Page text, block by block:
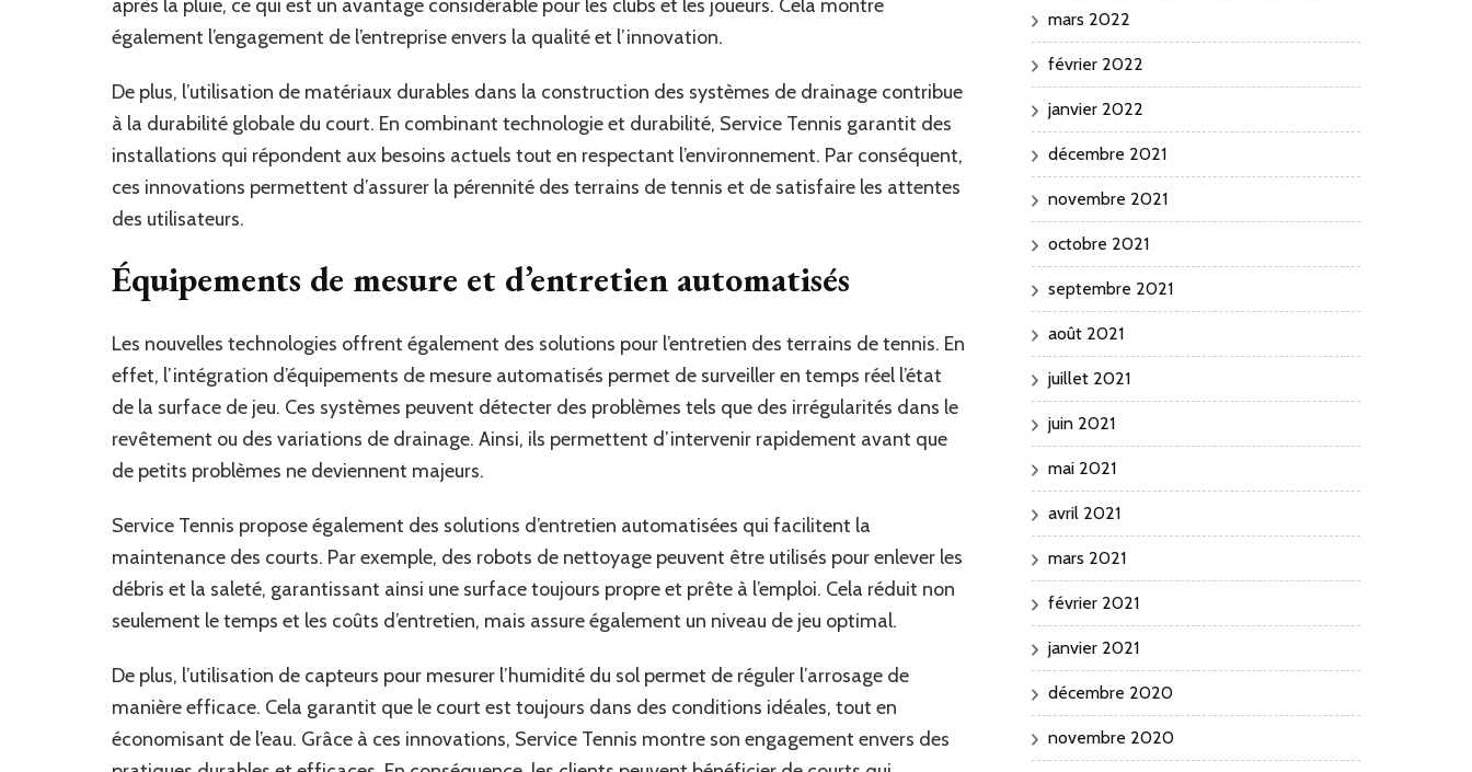
après la pluie, ce qui est un avantage considérable pour les clubs et les joueurs. Cela montre
également l’engagement de l’entreprise envers la qualité et l’innovation.
De plus, l’utilisation de matériaux durables dans la construction des systèmes de drainage contribue
à la durabilité globale du court. En combinant technologie et durabilité, Service Tennis garantit des
installations qui répondent aux besoins actuels tout en respectant l’environnement. Par conséquent,
ces innovations permettent d’assurer la pérennité des terrains de tennis et de satisfaire les attentes
des utilisateurs.
Équipements de mesure et d’entretien automatisés
Les nouvelles technologies offrent également des solutions pour l’entretien des terrains de tennis. En
effet, l’intégration d’équipements de mesure automatisés permet de surveiller en temps réel l’état
de la surface de jeu. Ces systèmes peuvent détecter des problèmes tels que des irrégularités dans le
revêtement ou des variations de drainage. Ainsi, ils permettent d’intervenir rapidement avant que
de petits problèmes ne deviennent majeurs.
Service Tennis propose également des solutions d’entretien automatisées qui facilitent la
maintenance des courts. Par exemple, des robots de nettoyage peuvent être utilisés pour enlever les
débris et la saleté, garantissant ainsi une surface toujours propre et prête à l’emploi. Cela réduit non
seulement le temps et les coûts d’entretien, mais assure également un niveau de jeu optimal.
De plus, l’utilisation de capteurs pour mesurer l’humidité du sol permet de réguler l’arrosage de
manière efficace. Cela garantit que le court est toujours dans des conditions idéales, tout en
économisant de l’eau. Grâce à ces innovations, Service Tennis montre son engagement envers des
mars 2022
février 2022
janvier 2022
décembre 2021
novembre 2021
octobre 2021
septembre 2021
août 2021
juillet 2021
juin 2021
mai 2021
avril 2021
mars 2021
février 2021
janvier 2021
décembre 2020
novembre 2020